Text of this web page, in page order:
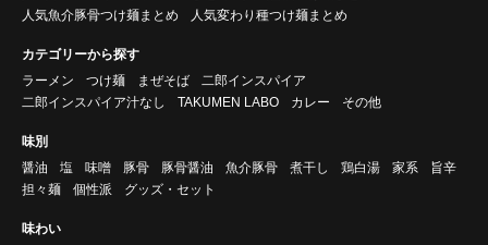
人気魚介豚骨つけ麺まとめ
人気変わり種つけ麺まとめ
カテゴリーから探す
ラーメン
つけ麺 まぜそば
二郎インスパイア
二郎インスパイア汁なし
TAKUMEN LABO カレー その他
味別
醤油
塩 味噌 豚骨 豚骨醤油 魚介豚骨 煮干し 鶏白湯 家系
旨辛
担々麺
個性派 グッズ・セット
味わい